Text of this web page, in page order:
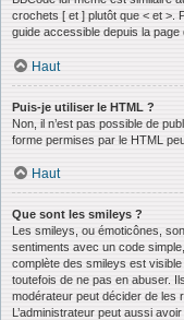
crochets [ et ] plutôt que < et >.
guide accessible depuis la page
Haut
Puis-je utiliser le HTML ?
Non, il n’est pas possible de
forme permises par le HTML
Haut
Que sont les smileys ?
Les smileys, ou émoticônes,
sentiments avec un code
complète des smileys est
toutefois de ne pas en abuser.
modérateur peut décider de les
L’administrateur peut aussi